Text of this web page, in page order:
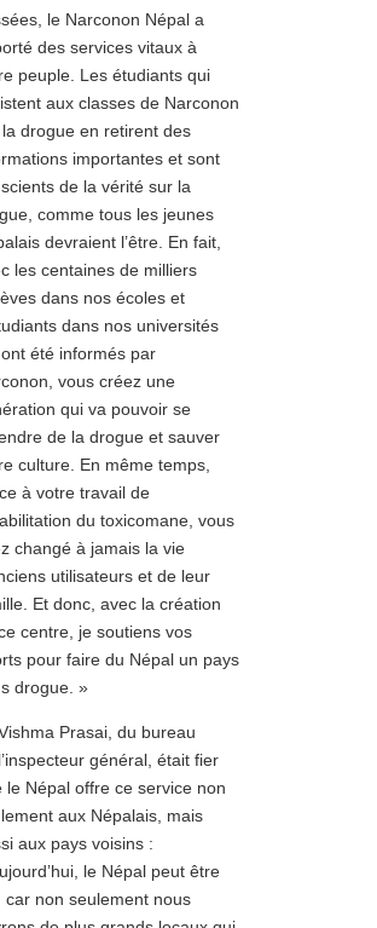
le Narconon Népal a
des services vitaux à
peuple. Les étudiants qui
aux classes de Narconon
drogue en retirent des
importantes et sont
de la vérité sur la
comme tous les jeunes
devraient l’être. En fait,
les centaines de milliers
dans nos écoles et
dans nos universités
été informés par
vous créez une
qui va pouvoir se
de la drogue et sauver
culture. En même temps,
à votre travail de
du toxicomane, vous
changé à jamais la vie
utilisateurs et de leur
Et donc, avec la création
centre, je soutiens vos
pour faire du Népal un pays
drogue. »
Prasai, du bureau
général, était fier
le Népal offre ce service non
aux Népalais, mais
aux pays voisins :
le Népal peut être
car non seulement nous